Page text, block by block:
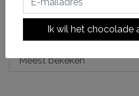
Ik wil het chocolade
Terug naar Chocolade soorten